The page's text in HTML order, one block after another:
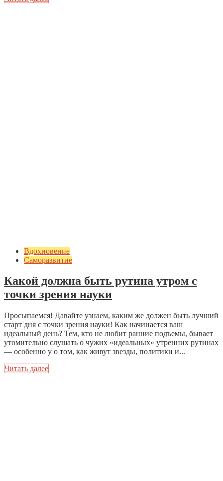
Вдохновение
Саморазвитие
Какой должна быть рутина утром с
точки зрения науки
Просыпаемся! Давайте узнаем, каким же должен быть лучший
старт дня с точки зрения науки! Как начинается ваш
идеальный день? Тем, кто не любит ранние подъемы, бывает
утомительно слушать о чужих «идеальных» утренних рутинах
— особенно у о том, как живут звезды, политики и...
Читать далее